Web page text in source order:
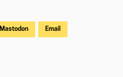
Mastodon Email